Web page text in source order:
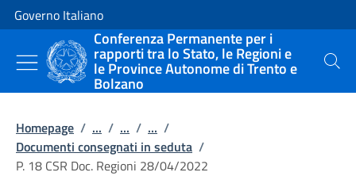
Vai al contenuto
Vai alla navigazione del sito
Governo Italiano
Conferenza Permanente per i
rapporti tra lo Stato, le Regioni e
le Province Autonome di Trento e
Bolzano
Cerca
Homepage / ... / ... / ... /
Documenti consegnati in seduta /
P. 18 CSR Doc. Regioni 28/04/2022